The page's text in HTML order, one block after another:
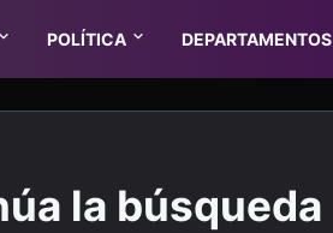
POLÍTICA DEPARTAMENTOS
la búsqueda